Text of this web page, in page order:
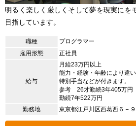
明るく楽しく厳しくそして夢を現実にを
目指しています。
職種
プログラマー
雇用形態
正社員
給与
月給23万円以上
能力・経験・年齢により違
特別手当などが付きます。
参考 26才勤続3年405万
勤続7年522万円
勤務地
東京都江戸川区西葛西６－